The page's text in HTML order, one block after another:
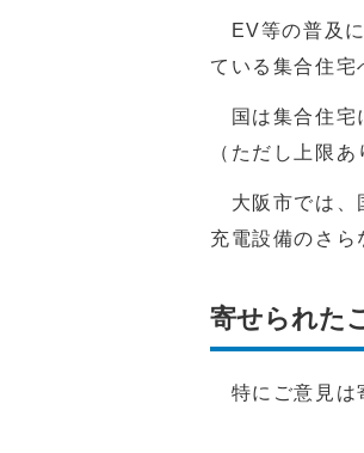
EV等の普及に
ている集合住宅
国は集合住宅
（ただし上限
大阪市では、
充電設備のさら
寄せられた
特にご意見は